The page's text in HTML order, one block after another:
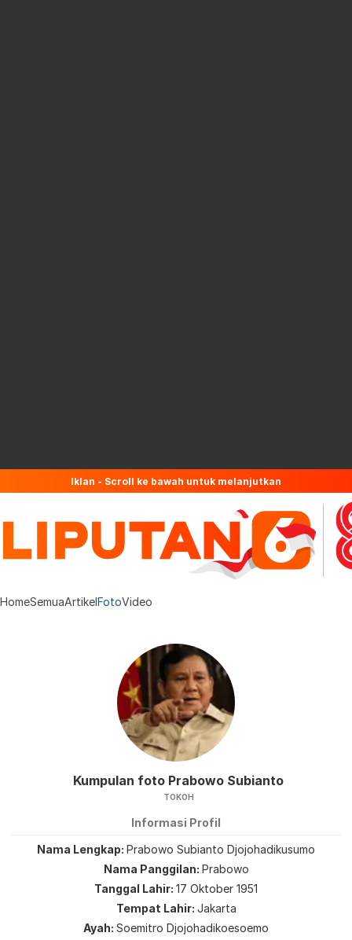
Iklan - Scroll ke bawah untuk melanjutkan
HomeSemuaArtikelFotoVideo
Kumpulan foto Prabowo Subianto
TOKOH
Informasi Profil
Nama Lengkap Prabowo Subianto Djojohadikusumo
Nama Panggilan Prabowo
Tanggal Lahir 17 Oktober 1951
Tempat Lahir Jakarta
Ayah Soemitro Djojohadikoesoemo